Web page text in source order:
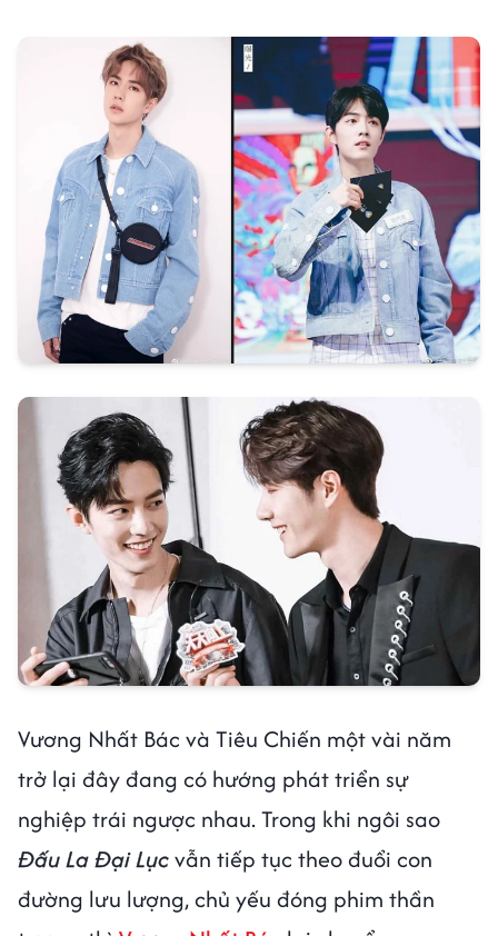
Vương Nhất Bác và Tiêu Chiến một vài năm
trở lại đây đang có hướng phát triển sự
nghiệp trái ngược nhau. Trong khi ngôi sao
Đấu La Đại Lụcvẫn tiếp tục theo đuổi con
đường lưu lượng, chủ yếu đóng phim thần